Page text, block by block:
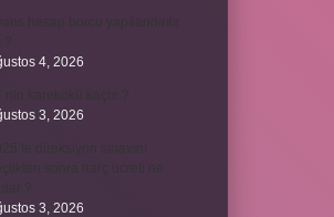
4, 2026
3, 2026
3, 2026